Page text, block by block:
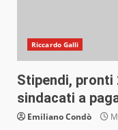
Riccardo Galli
Stipendi, pronti
sindacati a
Emiliano Condò